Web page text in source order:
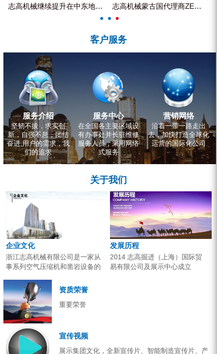
志高机械继续提升在中东地区的市... 志高机械蒙古国代理商ZEGA客...
客户服务
服务介绍
坚韧不拔，求实创
新，自强不息，团结
奋进,用户的需求，我
们的追求
服务中心
在全国各主要区域设
有办事处并长驻维修
服务人员，采用网络
式服务
营销网络
沿着一带一路走出
去，加快打造全球化
运营的国际化公司
关于我们
企业文化
浙江志高机械有限公司是一家从
事系列空气压缩机和凿岩设备的
的专业机构。产品广泛应用于工
业气源、各类矿山开采和工程项
目建设。企业以技术开发为核
心，...
发展历程
2014 志高掘进（上海）国际贸
易有限公司及展示中心成立
资质荣誉
重要荣誉
宣传视频
展示集团文化，全新宣传片、智能制造宣传片、产